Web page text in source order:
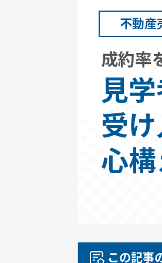
不動産
成約率
⾒
受
⼼
この記事